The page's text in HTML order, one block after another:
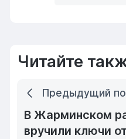
Читайте
Предыдущий
В Жарминском
вручили ключи